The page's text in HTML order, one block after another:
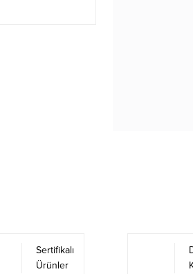
Sertifikalı
Ürünler